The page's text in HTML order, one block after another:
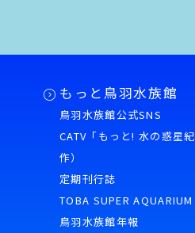
もっと鳥羽水族館
鳥羽水族館公式SNS
CATV「もっと! 水の惑星
作）
定期刊行誌
TOBA SUPER AQUARIUM
鳥羽水族館年報